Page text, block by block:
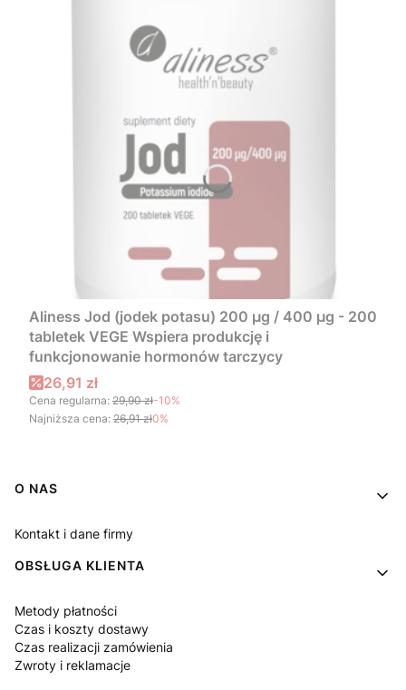
Aliness Jod (jodek potasu) 200 µg / 400 µg - 200
tabletek VEGE Wspiera produkcję i
funkcjonowanie hormonów tarczycy
Cena promocyjna
26,91 zł
Cena regularna: 29,90 zł-10%
Najniższa cena: 26,91 zł0%
Linki w stopce
O NAS
Kontakt i dane firmy
OBSŁUGA KLIENTA
Metody płatności
Czas i koszty dostawy
Czas realizacji zamówienia
Zwroty i reklamacje